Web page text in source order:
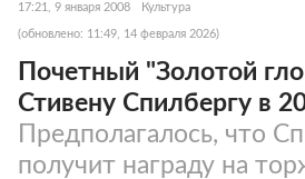
17:21, 9 января 2008 Культура
(обновлено: 11:49, 14 февраля 2026)
Почетный "Золотой
Стивену Спилбергу в
Предполагалось, что
получит награду на